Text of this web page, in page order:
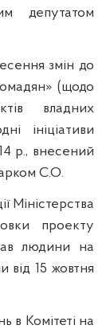
депутатом
змін до
(щодо
владних
ініціативи
р., внесений
С.О.
Міністерства
проекту
людини на
від 15 жовтня
в Комітеті на